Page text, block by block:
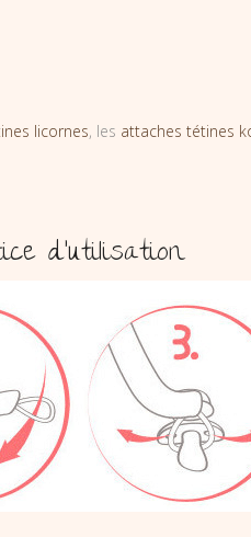
licornes, les attaches tétines
d’utilisation